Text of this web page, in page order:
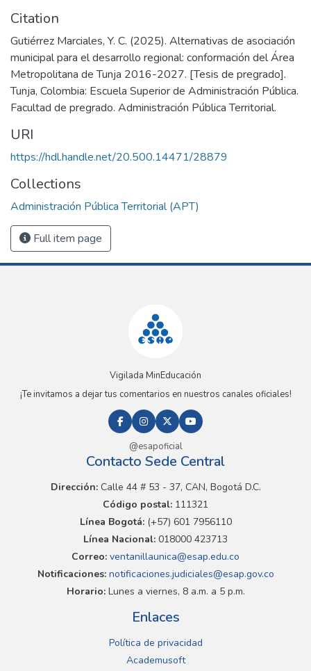
Citation
Gutiérrez Marciales, Y. C. (2025). Alternativas de asociación
municipal para el desarrollo regional: conformación del Área
Metropolitana de Tunja 2016-2027. [Tesis de pregrado].
Tunja, Colombia: Escuela Superior de Administración Pública.
Facultad de pregrado. Administración Pública Territorial.
URI
https://hdl.handle.net/20.500.14471/28879
Collections
Administración Pública Territorial (APT)
Full item page
Vigilada MinEducación
¡Te invitamos a dejar tus comentarios en nuestros canales oficiales!
@esapoficial
Contacto Sede Central
Dirección:Calle 44 # 53 - 37, CAN, Bogotá D.C.
Código postal: 111321
Línea Bogotá:(+57) 601 7956110
Línea Nacional: 018000 423713
Correo: ventanillaunica@esap.edu.co
Notificaciones:notificaciones.judiciales@esap.gov.co
Horario:Lunes a viernes, 8 a.m. a 5 p.m.
Enlaces
Política de privacidad
Academusoft